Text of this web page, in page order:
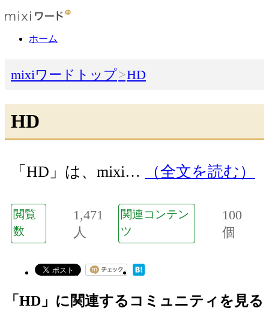
ホーム
mixiワードトップ HD
HD
「HD」は、mixi… （全文を読む）
閲覧
数
1,471
人
関連コンテン
ツ
100
個
「HD」に関連するコミュニティを見る